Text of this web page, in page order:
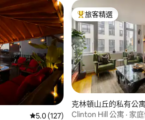
滿分 5 分）
從 127 則評價中獲得 5.0 的平均評
5.0 (127)
旅客精選榜首
旅客精選
克林頓山丘的私有公寓
Clinton Hill 公寓 · 家